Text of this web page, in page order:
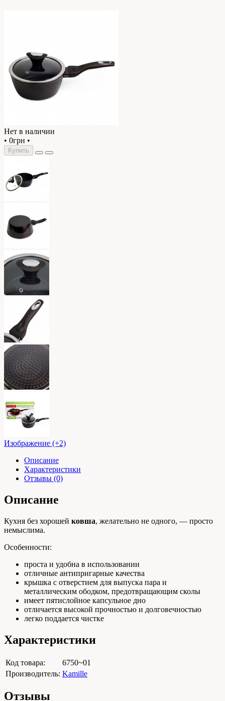
Нет в наличии
• 0грн •
Купить
Изображение (+2)
Описание
Характеристики
Отзывы (0)
Описание
Кухня без хорошей ковша, желательно не одного, — просто
немыслима.
Особенности:
проста и удобна в использовании
отличные антипригарные качества
крышка с отверстием для выпуска пара и
металлическим ободком, предотвращающим сколы
имеет пятислойное капсульное дно
отличается высокой прочностью и долговечностью
легко поддается чистке
Характеристики
Код товара:
6750~01
Производитель: Kamille
Отзывы